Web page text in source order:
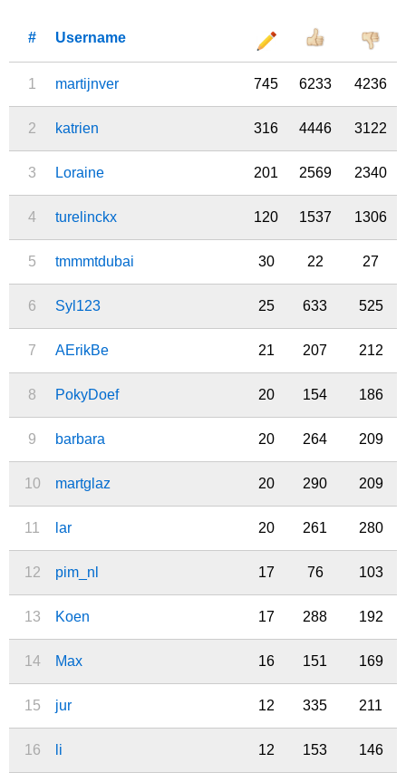
# Username
1 martijnver 745 6233 4236
2 katrien 316 4446 3122
3 Loraine 201 2569 2340
4 turelinckx 120 1537 1306
5 tmmmtdubai 30 22 27
6 Syl123 25 633 525
7 AErikBe 21 207 212
8 PokyDoef 20 154 186
9 barbara 20 264 209
10 martglaz 20 290 209
11 lar 20 261 280
12 pim_nl 17 76 103
13 Koen 17 288 192
14 Max 16 151 169
15 jur 12 335 211
16 li 12 153 146